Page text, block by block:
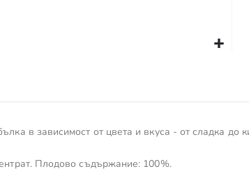
в зависимост от цвета и вкуса - от сладка до
Плодово съдържание: 100%.